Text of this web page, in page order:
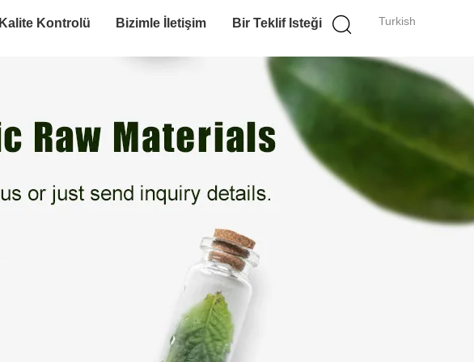
Turkish
Kalite Kontrolü Bizimle İletişim Bir Teklif Isteği